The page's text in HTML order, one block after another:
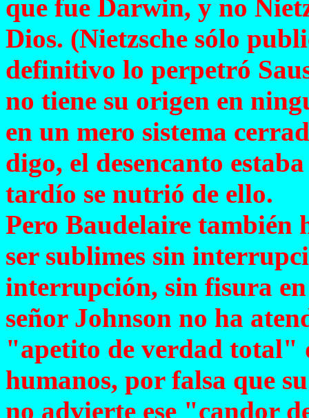
que fue Darwin, y no
Dios. (Nietzsche sólo
definitivo lo perpetró
no tiene su origen en
en un mero sistema
digo, el desencanto
tardío se nutrió de ello.
Pero Baudelaire también
ser sublimes sin
interrupción, sin fisura
señor Johnson no ha
"apetito de verdad total"
humanos, por falsa que
no advierte ese "candor